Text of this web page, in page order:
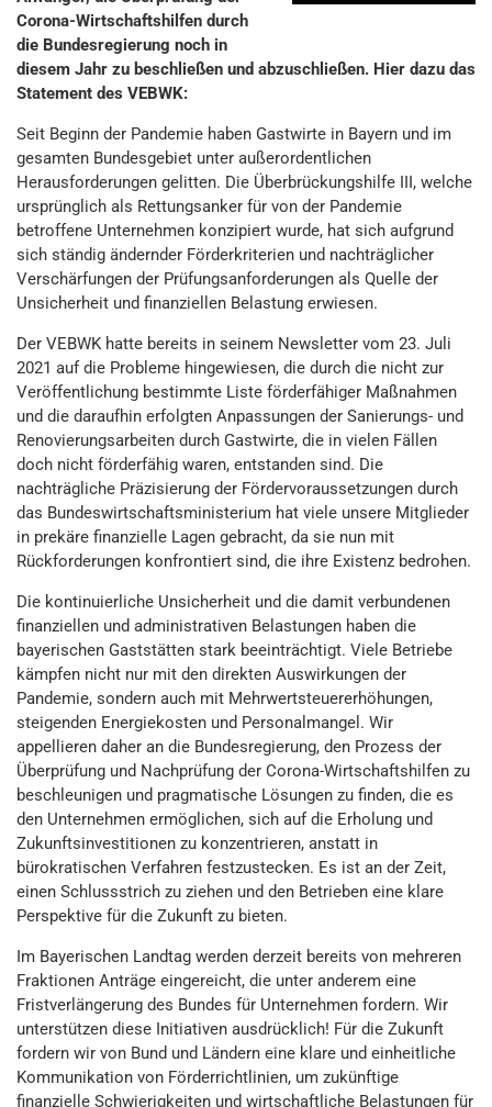
Corona-Wirtschaftshilfen durch
die Bundesregierung noch in
diesem Jahr zu beschließen und abzuschließen. Hier dazu das
Statement des VEBWK:
Seit Beginn der Pandemie haben Gastwirte in Bayern und im
gesamten Bundesgebiet unter außerordentlichen
Herausforderungen gelitten. Die Überbrückungshilfe III, welche
ursprünglich als Rettungsanker für von der Pandemie
betroffene Unternehmen konzipiert wurde, hat sich aufgrund
sich ständig ändernder Förderkriterien und nachträglicher
Verschärfungen der Prüfungsanforderungen als Quelle der
Unsicherheit und finanziellen Belastung erwiesen.
Der VEBWK hatte bereits in seinem Newsletter vom 23. Juli
2021 auf die Probleme hingewiesen, die durch die nicht zur
Veröffentlichung bestimmte Liste förderfähiger Maßnahmen
und die daraufhin erfolgten Anpassungen der Sanierungs- und
Renovierungsarbeiten durch Gastwirte, die in vielen Fällen
doch nicht förderfähig waren, entstanden sind. Die
nachträgliche Präzisierung der Fördervoraussetzungen durch
das Bundeswirtschaftsministerium hat viele unsere Mitglieder
in prekäre finanzielle Lagen gebracht, da sie nun mit
Rückforderungen konfrontiert sind, die ihre Existenz bedrohen.
Die kontinuierliche Unsicherheit und die damit verbundenen
finanziellen und administrativen Belastungen haben die
bayerischen Gaststätten stark beeinträchtigt. Viele Betriebe
kämpfen nicht nur mit den direkten Auswirkungen der
Pandemie, sondern auch mit Mehrwertsteuererhöhungen,
steigenden Energiekosten und Personalmangel. Wir
appellieren daher an die Bundesregierung, den Prozess der
Überprüfung und Nachprüfung der Corona-Wirtschaftshilfen zu
beschleunigen und pragmatische Lösungen zu finden, die es
den Unternehmen ermöglichen, sich auf die Erholung und
Zukunftsinvestitionen zu konzentrieren, anstatt in
bürokratischen Verfahren festzustecken. Es ist an der Zeit,
einen Schlussstrich zu ziehen und den Betrieben eine klare
Perspektive für die Zukunft zu bieten.
Im Bayerischen Landtag werden derzeit bereits von mehreren
Fraktionen Anträge eingereicht, die unter anderem eine
Fristverlängerung des Bundes für Unternehmen fordern. Wir
unterstützen diese Initiativen ausdrücklich! Für die Zukunft
fordern wir von Bund und Ländern eine klare und einheitliche
Kommunikation von Förderrichtlinien, um zukünftige
finanzielle Schwierigkeiten und wirtschaftliche Belastungen für